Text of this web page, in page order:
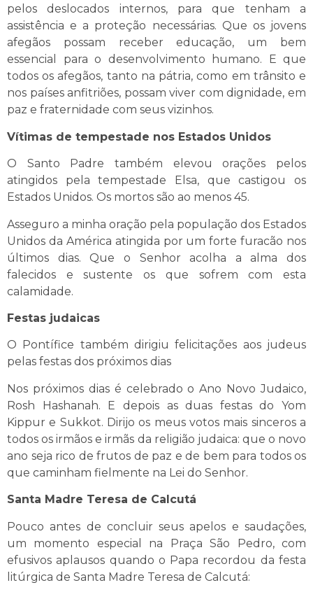
pelos deslocados internos, para que tenham a
assistência e a proteção necessárias. Que os jovens
afegãos possam receber educação, um bem
essencial para o desenvolvimento humano. E que
todos os afegãos, tanto na pátria, como em trânsito e
nos países anfitriões, possam viver com dignidade, em
paz e fraternidade com seus vizinhos.
Vítimas de tempestade nos Estados Unidos
O Santo Padre também elevou orações pelos
atingidos pela tempestade Elsa, que castigou os
Estados Unidos. Os mortos são ao menos 45.
Asseguro a minha oração pela população dos Estados
Unidos da América atingida por um forte furacão nos
últimos dias. Que o Senhor acolha a alma dos
falecidos e sustente os que sofrem com esta
calamidade.
Festas judaicas
O Pontífice também dirigiu felicitações aos judeus
pelas festas dos próximos dias
Nos próximos dias é celebrado o Ano Novo Judaico,
Rosh Hashanah. E depois as duas festas do Yom
Kippur e Sukkot. Dirijo os meus votos mais sinceros a
todos os irmãos e irmãs da religião judaica: que o novo
ano seja rico de frutos de paz e de bem para todos os
que caminham fielmente na Lei do Senhor.
Santa Madre Teresa de Calcutá
Pouco antes de concluir seus apelos e saudações,
um momento especial na Praça São Pedro, com
efusivos aplausos quando o Papa recordou da festa
litúrgica de Santa Madre Teresa de Calcutá: